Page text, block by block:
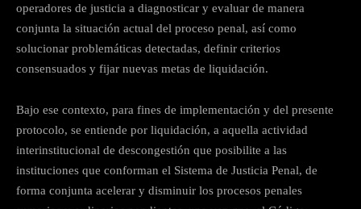
operadores de justicia a diagnosticar y evaluar de manera
conjunta la situación actual del proceso penal, así como
solucionar problemáticas detectadas, definir criterios
consensuados y fijar nuevas metas de liquidación.
Bajo ese contexto, para fines de implementación y del presente
protocolo, se entiende por liquidación, a aquella actividad
interinstitucional de descongestión que posibilite a las
instituciones que conforman el Sistema de Justicia Penal, de
forma conjunta acelerar y disminuir los procesos penales